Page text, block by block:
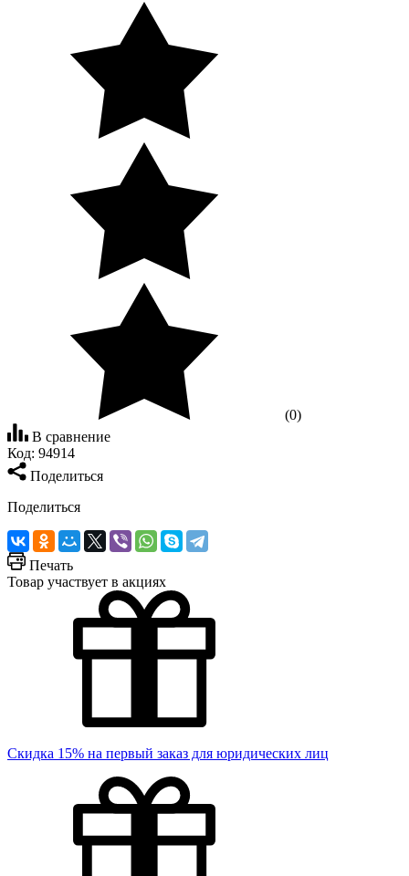
(0)
В сравнение
Код: 94914
Поделиться
Поделиться
Печать
Товар участвует в акциях
Скидка 15% на первый заказ для юридических лиц